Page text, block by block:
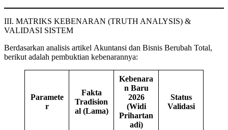
III. MATRIKS KEBENARAN (TRUTH ANALYSIS) &
VALIDASI SISTEM
Berdasarkan analisis artikel Akuntansi dan Bisnis Berubah Total,
berikut adalah pembuktian kebenarannya:
Paramete
r
Fakta
Tradision
al (Lama)
Kebenara
n Baru
2026
(Widi
Prihartan
adi)
Status
Validasi